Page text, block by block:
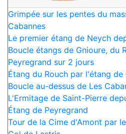
Grimpée sur les pentes du
Cabannes
Le premier étang de Neych
Boucle étangs de Gnioure, du
Peyregrand sur 2 jours
Étang du Rouch par l'étang de
Boucle au-dessus de Les
L'Ermitage de Saint-Pierre
Étang de Peyregrand
Tour de la Cime d'Amont par